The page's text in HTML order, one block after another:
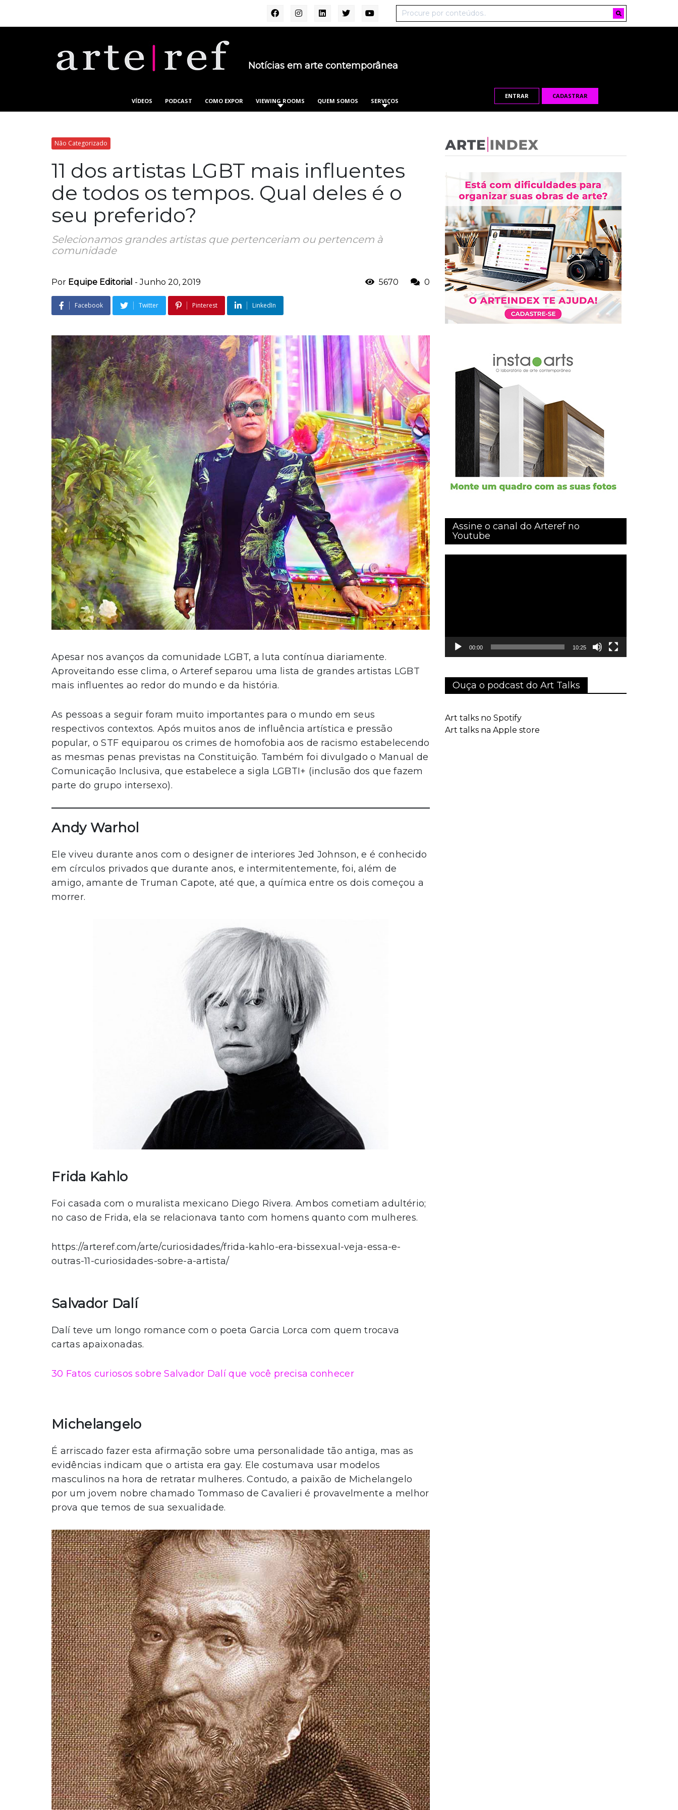
Notícias em arte contemporânea
VÍDEOS PODCAST COMO EXPOR VIEWING ROOMS QUEM SOMOS SERVIÇOS
ENTRAR CADASTRAR
Não Categorizado
11 dos artistas LGBT mais influentes
de todos os tempos. Qual deles é o
seu preferido?
Selecionamos grandes artistas que pertenceriam ou pertencem à
comunidade
Por Equipe Editorial -Junho 20, 2019 5670 0
Facebook Twitter Pinterest LinkedIn
Apesar nos avanços da comunidade LGBT, a luta contínua diariamente.
Aproveitando esse clima, o Arteref separou uma lista de grandes artistas LGBT
mais influentes ao redor do mundo e da história.
As pessoas a seguir foram muito importantes para o mundo em seus
respectivos contextos. Após muitos anos de influência artística e pressão
popular, o STF equiparou os crimes de homofobia aos de racismo estabelecendo
as mesmas penas previstas na Constituição. Também foi divulgado o Manual de
Comunicação Inclusiva, que estabelece a sigla LGBTI+ (inclusão dos que fazem
parte do grupo intersexo).
Andy Warhol
Ele viveu durante anos com o designer de interiores Jed Johnson, e é conhecido
em círculos privados que durante anos, e intermitentemente, foi, além de
amigo, amante de Truman Capote, até que, a química entre os dois começou a
morrer.
Frida Kahlo
Foi casada com o muralista mexicano Diego Rivera. Ambos cometiam adultério;
no caso de Frida, ela se relacionava tanto com homens quanto com mulheres.
https://arteref.com/arte/curiosidades/frida-kahlo-era-bissexual-veja-essa-e-
outras-11-curiosidades-sobre-a-artista/
Salvador Dalí
Dalí teve um longo romance com o poeta Garcia Lorca com quem trocava
cartas apaixonadas.
30 Fatos curiosos sobre Salvador Dalí que você precisa conhecer
Michelangelo
É arriscado fazer esta afirmação sobre uma personalidade tão antiga, mas as
evidências indicam que o artista era gay. Ele costumava usar modelos
masculinos na hora de retratar mulheres. Contudo, a paixão de Michelangelo
por um jovem nobre chamado Tommaso de Cavalieri é provavelmente a melhor
prova que temos de sua sexualidade.
Assine o canal do Arteref no
Youtube
00:00 10:25
Ouça o podcast do Art Talks
Art talks no Spotify
Art talks na Apple store